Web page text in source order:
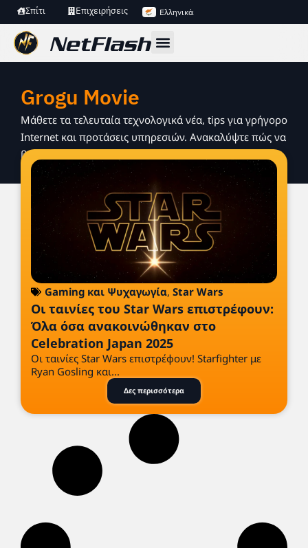
Σπίτι Επιχειρήσεις Ελληνικά
Grogu Movie
Μάθετε τα τελευταία τεχνολογικά νέα, tips για γρήγορο
Internet και προτάσεις υπηρεσιών. Ανακαλύψτε πώς να
βελτιώσετε τη σύνδεση και την online εμπειρία σας.
Gaming και Ψυχαγωγία, Star Wars
Οι ταινίες του Star Wars επιστρέφουν:
Όλα όσα ανακοινώθηκαν στο
Celebration Japan 2025
Οι ταινίες Star Wars επιστρέφουν! Starfighter με
Ryan Gosling και...
Δες περισσότερα